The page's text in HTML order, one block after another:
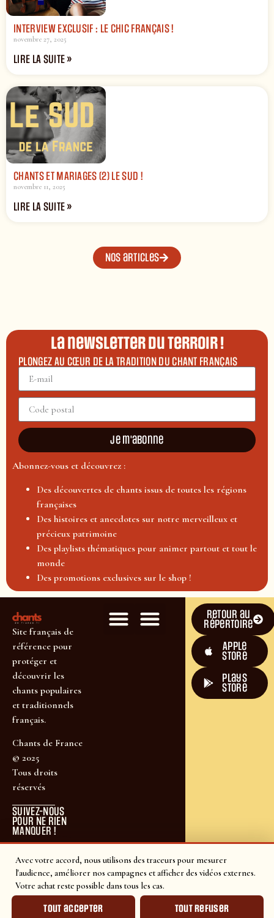
Avec votre accord, nous utilisons des traceurs pour mesurer
l'audience, améliorer nos campagnes et afficher des vidéos externes.
Votre achat reste possible dans tous les cas.
Tout accepter Tout refuser
INTERVIEW EXCLUSIF : LE CHIC FRANÇAIS !
novembre 27, 2025
LIRE LA SUITE »
CHANTS ET MARIAGES (2) LE SUD !
novembre 11, 2025
LIRE LA SUITE »
Nos articles
La newsletter du terroir !
PLONGEZ AU CŒUR DE LA TRADITION DU CHANT FRANÇAIS
Je m'abonne
Abonnez-vous et découvrez :
Des découvertes de chants issus de toutes les régions
françaises
Des histoires et anecdotes sur notre merveilleux et
précieux patrimoine
Des playlists thématiques pour animer partout et tout le
monde
Des promotions exclusives sur le shop !
Site français de
référence pour
protéger et
découvrir les
chants populaires
et traditionnels
français.
Chants de France
© 2025
Tous droits
réservés
SUIVEZ-NOUS
POUR NE RIEN
MANQUER !
Retour au
répertoire
Apple
Store
plays
store